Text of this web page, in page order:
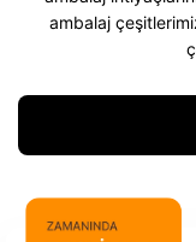
ambalaj